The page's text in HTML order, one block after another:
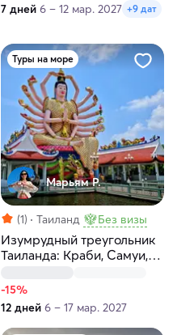
7 дней 6 – 12 мар. 2027 +9 дат
Туры на море
Марьям Р.
(1) Таиланд Без визы
Изумрудный треугольник
Таиланда: Краби, Самуи,
-15%
12 дней 6 – 17 мар. 2027